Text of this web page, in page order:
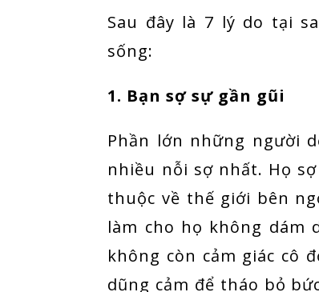
Sau đây là 7 lý do tại
sống:
1. Bạn sợ sự gần gũi
Phần lớn những người
nhiều nỗi sợ nhất. Họ
thuộc về thế giới bên
làm cho họ không dám
không còn cảm giác cô
dũng cảm để tháo bỏ